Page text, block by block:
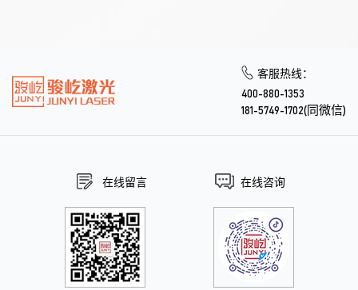
客服热线：
400-880-1353
181-5749-1702(同微信)
在线留言 在线咨询